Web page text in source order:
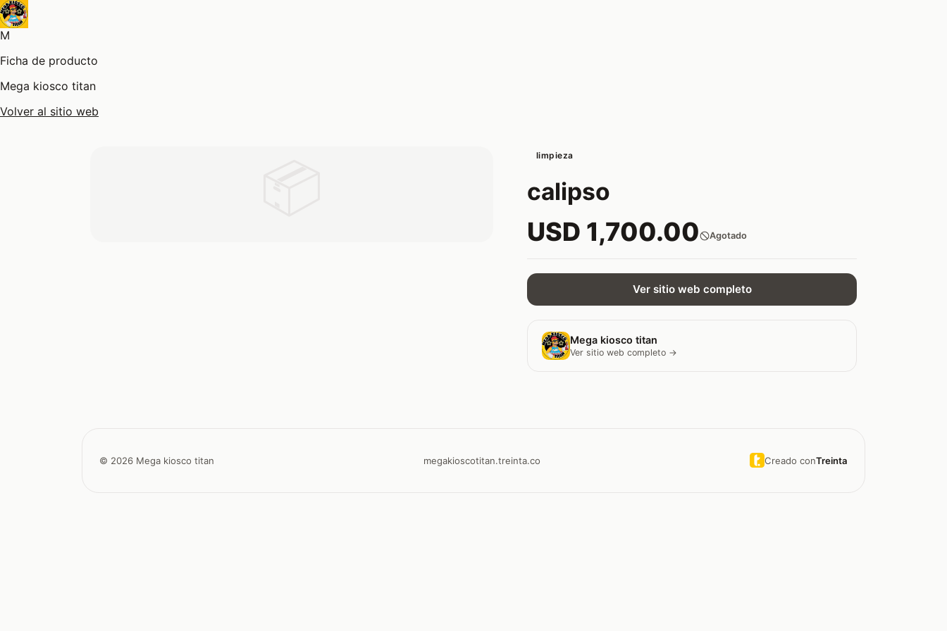
M
Ficha de producto
Mega kiosco titan
Volver al sitio web
limpieza
calipso
USD 1,700.00 Agotado
Ver sitio web completo
Mega kiosco titan
Ver sitio web completo →
© 2026 Mega kiosco titan megakioscotitan.treinta.co Creado conTreinta